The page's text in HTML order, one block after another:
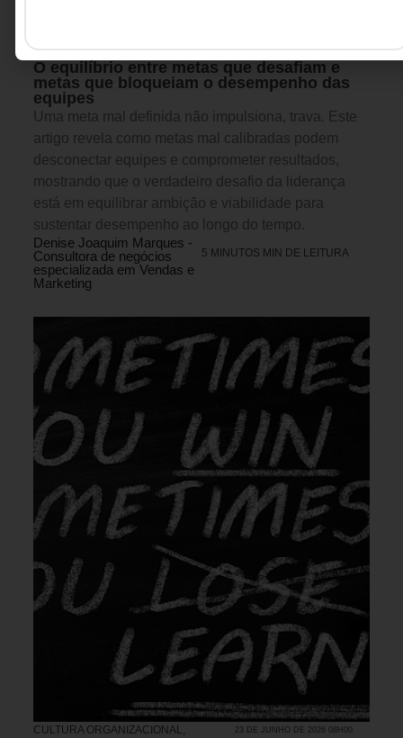
ESTRATÉGIA,LIDERANÇA
O equilíbrio entre metas que desafiam e
metas que bloqueiam o desempenho das
equipes
Uma meta mal definida não impulsiona, trava. Este
artigo revela como metas mal calibradas podem
desconectar equipes e comprometer resultados,
mostrando que o verdadeiro desafio da liderança
está em equilibrar ambição e viabilidade para
sustentar desempenho ao longo do tempo.
Denise Joaquim Marques -
Consultora de negócios
especializada em Vendas e
Marketing
5 MINUTOS MIN DE LEITURA
CULTURA ORGANIZACIONAL,
23 DE JUNHO DE 2026 08H00